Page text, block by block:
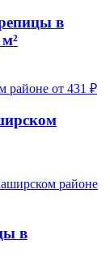
в
от 431 ₽
в